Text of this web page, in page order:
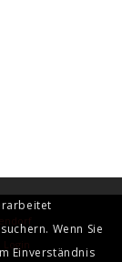
Login
Wenn Sie
Einverständnis